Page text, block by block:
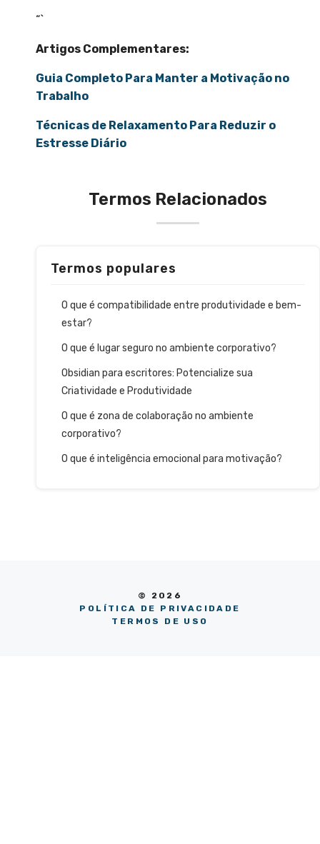
“`
Artigos Complementares:
Guia Completo Para Manter a Motivação no
Trabalho
Técnicas de Relaxamento Para Reduzir o
Estresse Diário
Termos Relacionados
Termos populares
O que é compatibilidade entre produtividade e bem-
estar?
O que é lugar seguro no ambiente corporativo?
Obsidian para escritores: Potencialize sua
Criatividade e Produtividade
O que é zona de colaboração no ambiente
corporativo?
O que é inteligência emocional para motivação?
© 2026
POLÍTICA DE PRIVACIDADE
TERMOS DE USO